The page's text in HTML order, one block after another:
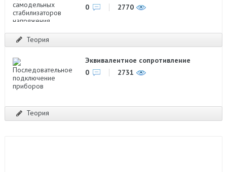
0
2770
Теория
Эквивалентное сопротивление
0
2731
Теория